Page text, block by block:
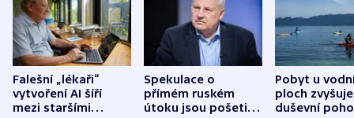
Falešní „lékaři“
vytvoření AI šíří
mezi staršími
Spekulace o
přímém ruském
útoku jsou pošetilé,
Pobyt u
ploch zvyšuje
duševní